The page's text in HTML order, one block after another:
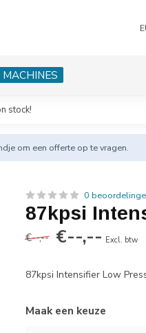
MACHINES
stock!
om een offerte op te vragen.
0
87kpsi
€--,-- €--,-- Excl. btw
87kpsi Intensifier Low
Maak een keuze